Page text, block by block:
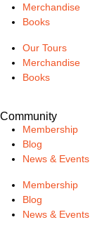
Merchandise
Books
Our Tours
Merchandise
Books
Community
Membership
Blog
News & Events
Membership
Blog
News & Events